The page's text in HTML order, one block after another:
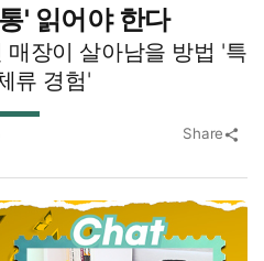
' 읽어야 한다
장이 살아남을 방법 '특
류 경험'
Share share